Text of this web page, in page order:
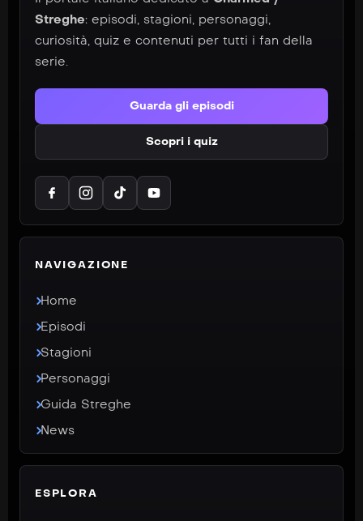
Streghe: episodi, stagioni, personaggi,
curiosità, quiz e contenuti per tutti i fan della
serie.
Guarda gli episodi
Scopri i quiz
NAVIGAZIONE
Home
Episodi
Stagioni
Personaggi
Guida Streghe
News
ESPLORA